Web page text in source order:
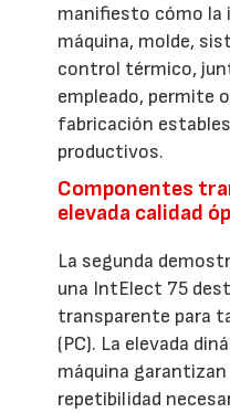
manifiesto cómo
máquina, molde,
control térmico,
empleado, permite
fabricación
productivos.
Componentes
elevada calidad
La segunda
una IntElect 75
transparente para
(PC). La elevada
máquina
repetibilidad